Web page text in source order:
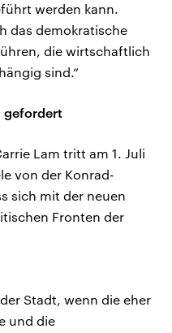
werden kann.
das demokratische
die wirtschaftlich
sind.“
gefordert
Lam tritt am 1. Juli
von der Konrad-
sich mit der neuen
Fronten der
Stadt, wenn die eher
und die